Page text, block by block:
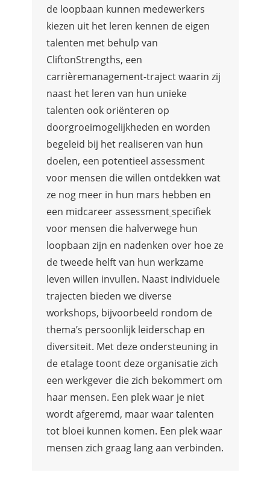
de loopbaan kunnen medewerkers
kiezen uit het leren kennen de eigen
talenten met behulp van
CliftonStrengths, een
carrièremanagement-trajectwaarin zij
naast het leren van hun unieke
talenten ook oriënteren op
doorgroeimogelijkheden en worden
begeleid bij het realiseren van hun
doelen, een potentieel assessment
voor mensen die willen ontdekken wat
ze nog meer in hun mars hebben en
een midcareer assessment specifiek
voor mensen die halverwege hun
loopbaan zijn en nadenken over hoe ze
de tweede helft van hun werkzame
leven willen invullen. Naast individuele
trajecten bieden we diverse
workshops, bijvoorbeeld rondom de
thema’s persoonlijk leiderschap en
diversiteit. Met deze ondersteuning in
de etalage toont deze organisatie zich
een werkgever die zich bekommert om
haar mensen. Een plek waar je niet
wordt afgeremd, maar waar talenten
tot bloei kunnen komen. Een plek waar
mensen zich graag lang aan verbinden.